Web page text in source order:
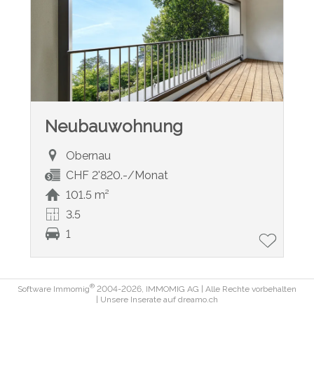
Neubauwohnung
Obernau
CHF 2'820.-/Monat
101.5 m²
3.5
1
Software Immomig® 2004-2026, IMMOMIG AG | Alle Rechte vorbehalten
| Unsere Inserate auf dreamo.ch